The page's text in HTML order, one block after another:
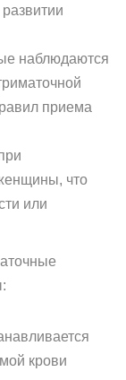
наблюдаются
приема
что
или
крови